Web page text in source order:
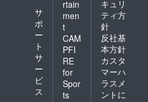
サ
ポ
ー
ト
サ
ー
ビ
ス
rtain
men
t
CAM
PFI
RE
for
Spor
ts
キュリ
ティ方
針
反社基
本方針
カスタ
マーハ
ラスメ
ントに